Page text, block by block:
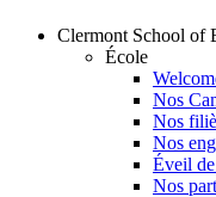
Clermont School of
École
Nos
Nos
Nos
Éveil
Nos